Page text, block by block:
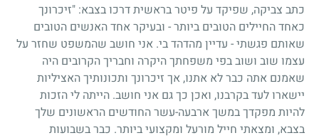
כתב צביקה, שפיקד על פיטר בראשית דרכו בצבא: "זיכרונך
כאחד החיילים הטובים ביותר - ובעיקר אחד האנשים הטובים
שאותם פגשתי - עדיין מהדהד בי. אני חושב שהמשפט שחזר על
עצמו שוב ושוב בפי משפחתך היקרה וחבריך הקרובים היה
שאמנם אתה כבר לא אתנו, אך זיכרונך ותכונותיך האציליות
יישארו לעד בקרבנו, ואכן כך גם אני חושב. הייתה לי הזכות
להיות מפקדך במשך ארבעה-עשר החודשים הראשונים שלך
בצבא, ומצאתי חייל מורעל ומקצועי ביותר. כבר בשבועות